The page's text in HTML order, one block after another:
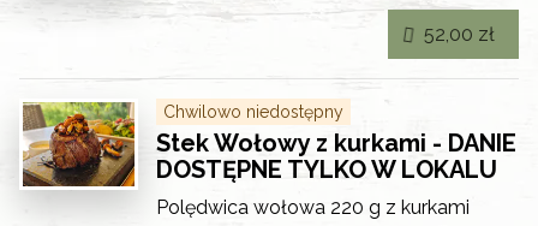
Chwilowo niedostępny
Stek Wołowy z kurkami - DANIE
DOSTĘPNE TYLKO W LOKALU
Polędwica wołowa 220 g z kurkami